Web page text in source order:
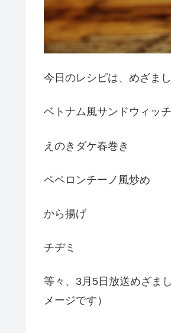
今日のレシピは、めざま
ベトナム風サンドウィッチ
えのきダケ春巻き
ペペロンチーノ風炒め
から揚げ